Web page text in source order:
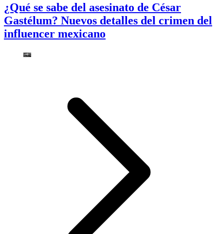
¿Qué se sabe del asesinato de César
Gastélum? Nuevos detalles del crimen del
influencer mexicano